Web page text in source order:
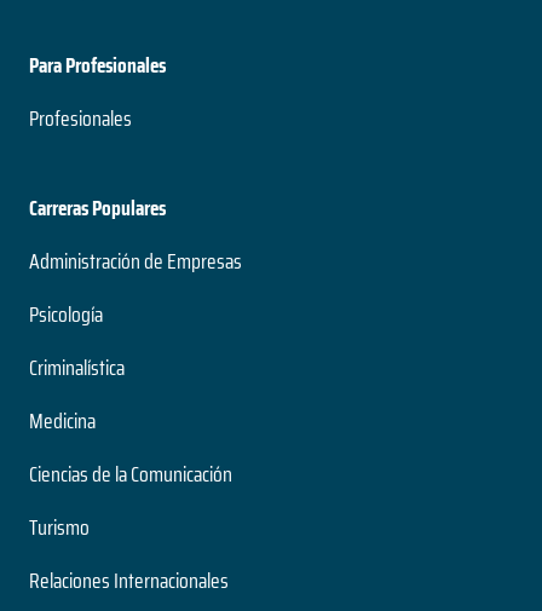
Para Profesionales
Profesionales
Carreras Populares
Administración de Empresas
Psicología
Criminalística
Medicina
Ciencias de la Comunicación
Turismo
Relaciones Internacionales